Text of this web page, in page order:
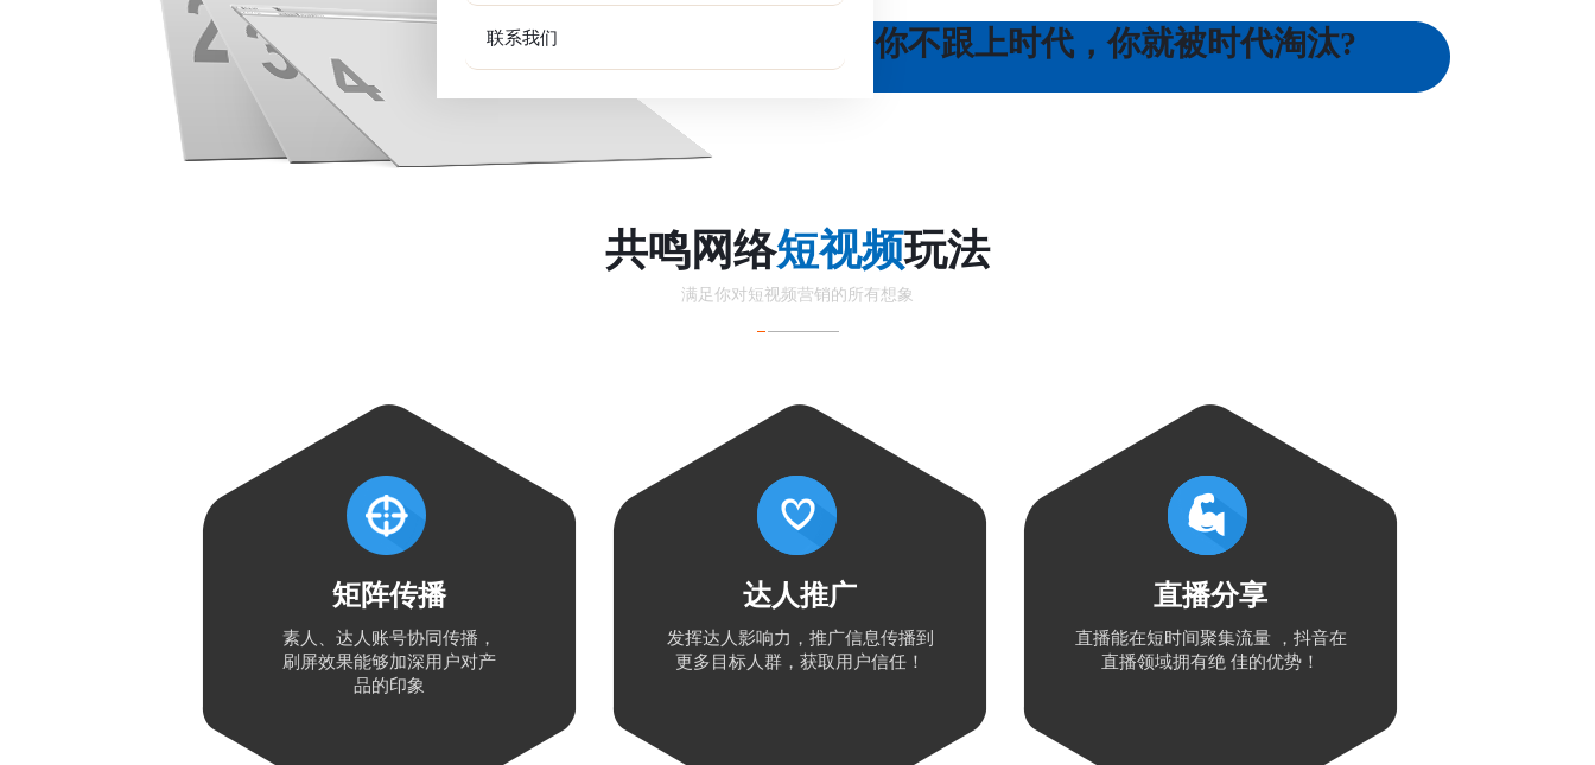
联系我们 你不跟上时代，你就被时代淘汰?
共鸣网络短视频玩法
满足你对短视频营销的所有想象
矩阵传播
素人、达人账号协同传播，
刷屏效果能够加深用户对产
品的印象
达人推广
发挥达人影响力，推广信息传播到
更多目标人群，获取用户信任！
直播分享
直播能在短时间聚集流量 ，抖音在
直播领域拥有绝 佳的优势！